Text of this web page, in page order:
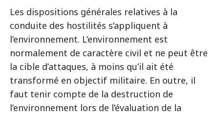
Les dispositions générales relatives à la
conduite des hostilités s’appliquent à
l’environnement. L’environnement est
normalement de caractère civil et ne peut être
la cible d’attaques, à moins qu’il ait été
transformé en objectif militaire. En outre, il
faut tenir compte de la destruction de
l’environnement lors de l’évaluation de la